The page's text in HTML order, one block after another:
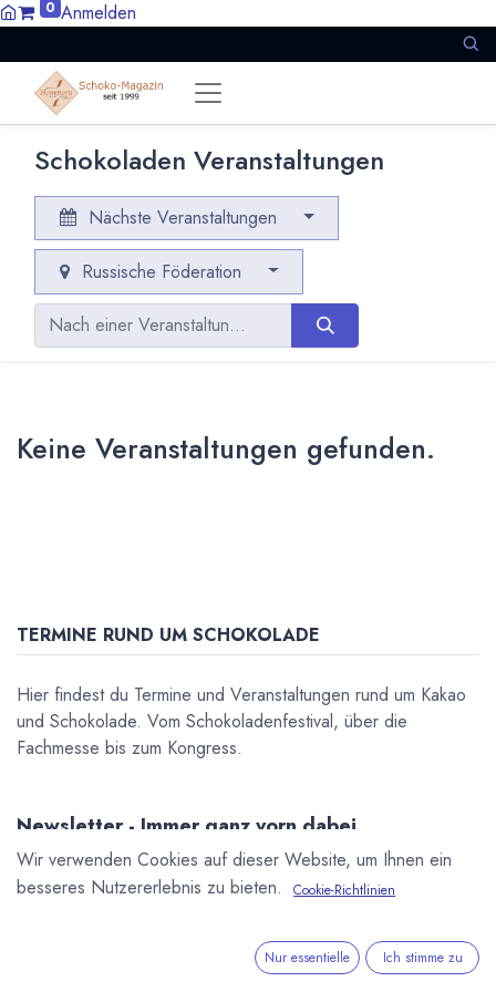
0 Anmelden
Schokoladen Veranstaltungen
Nächste Veranstaltungen
Russische Föderation
Keine Veranstaltungen gefunden.
TERMINE RUND UM SCHOKOLADE
Hier findest du Termine und Veranstaltungen rund um Kakao
und Schokolade. Vom Schokoladenfestival, über die
Fachmesse bis zum Kongress.
Newsletter - Immer ganz vorn dabei.
Sei der Erste, der über die neuesten Nachrichten, Produkte
und Trends informiert wird.
Abonnieren
Wir verwenden Cookies auf dieser Website, um Ihnen ein
besseres Nutzererlebnis zu bieten.
Cookie-Richtlinien
Nur essentielle Ich stimme zu